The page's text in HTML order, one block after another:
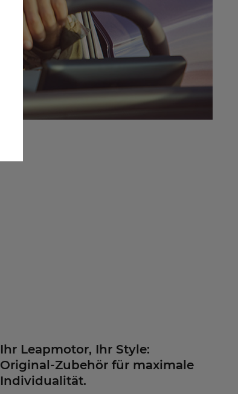
Ihr Leapmotor, Ihr Style:
Original-Zubehör für maximale
Individualität.